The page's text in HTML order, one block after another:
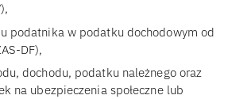
podatnika w podatku dochodowym od
DF),
dochodu, podatku należnego oraz
na ubezpieczenia społeczne lub